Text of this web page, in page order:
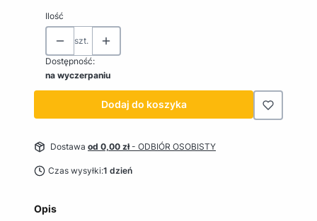
Ilość
szt.
Dostępność:
na wyczerpaniu
Dodaj do koszyka
Dostawa od 0,00 zł- ODBIÓR OSOBISTY
Czas wysyłki:1 dzień
Opis